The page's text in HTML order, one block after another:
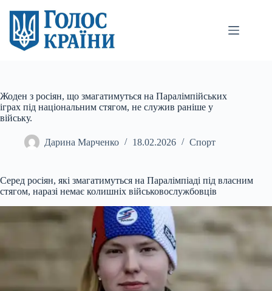
вмісту
Жоден з росіян, що змагатимуться на Паралімпійських
іграх під національним стягом, не служив раніше у
війську.
Дарина Марченко 18.02.2026 Спорт
Серед росіян, які змагатимуться на Паралімпіаді під власним
стягом, наразі немає колишніх військовослужбовців